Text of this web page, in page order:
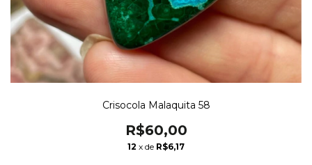
Crisocola Malaquita 58
R$60,00
12 x de R$6,17